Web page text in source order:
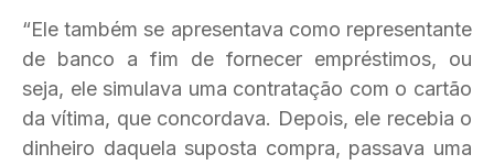
“Ele também se apresentava como representante
de banco a fim de fornecer empréstimos, ou
seja, ele simulava uma contratação com o cartão
da vítima, que concordava. Depois, ele recebia o
dinheiro daquela suposta compra, passava uma